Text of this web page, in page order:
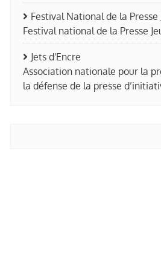
Festival National de la Presse
Festival national de la Presse
Jets d'Encre
Association nationale pour la
la défense de la presse